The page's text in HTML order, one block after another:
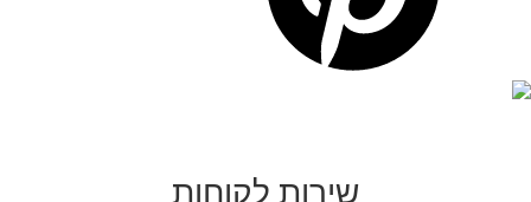
שירות לקוחות